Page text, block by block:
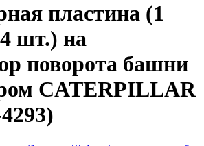
пластина (1
шт.) на
поворота башни
CATERPILLAR